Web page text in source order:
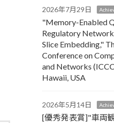
2026年7月29日
"Memory‑Enabled
Regulatory
Slice Embedding,"
Conference on
and Networks
Hawaii, USA
2026年5月14日
[優秀発表賞]"車両